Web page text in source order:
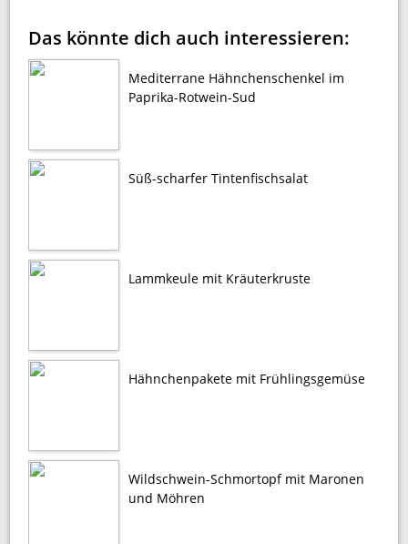
Das könnte dich auch interessieren:
Mediterrane Hähnchenschenkel im
Paprika-Rotwein-Sud
Süß-scharfer Tintenfischsalat
Lammkeule mit Kräuterkruste
Hähnchenpakete mit Frühlingsgemüse
Wildschwein-Schmortopf mit Maronen
und Möhren